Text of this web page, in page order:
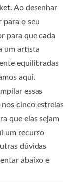
Ao desenhar
para o seu
para que cada
um artista
equilibradas
aqui.
essas
cinco estrelas
que elas sejam
um recurso
dúvidas
abaixo e